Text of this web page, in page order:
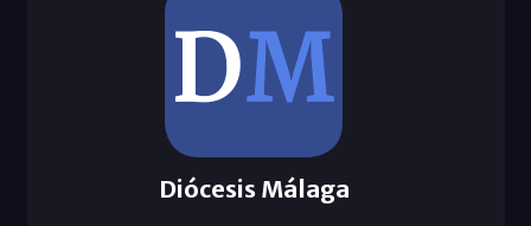
Diócesis Málaga